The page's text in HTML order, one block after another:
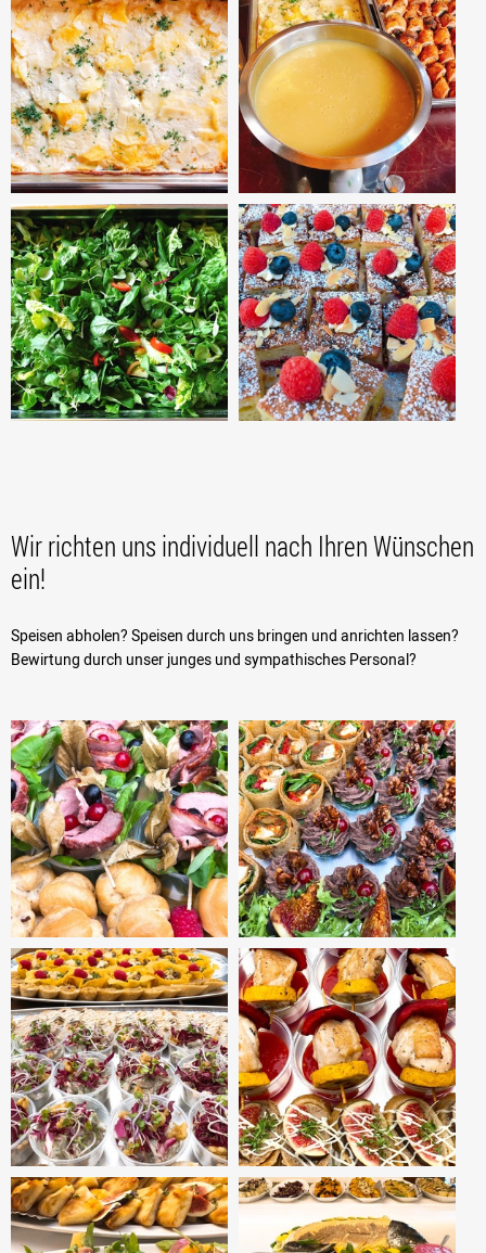
Wir richten uns individuell nach Ihren Wünschen
ein!
Speisen abholen? Speisen durch uns bringen und anrichten lassen?
Bewirtung durch unser junges und sympathisches Personal?